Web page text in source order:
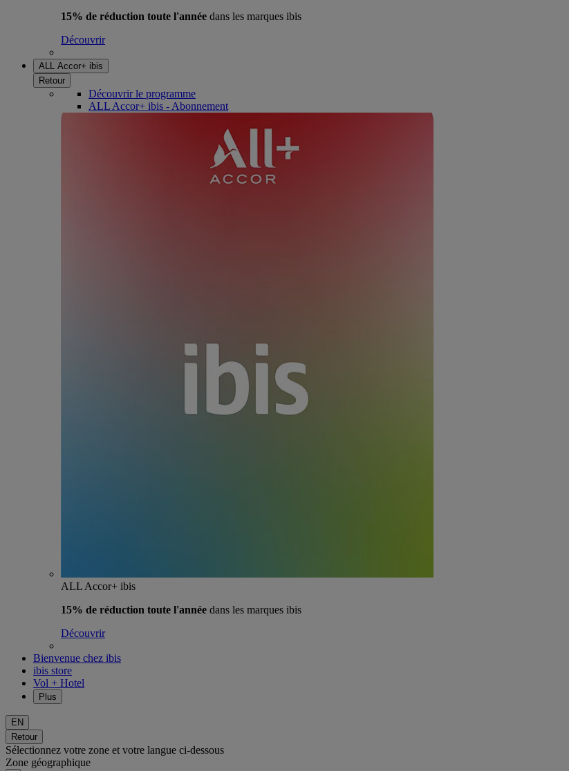
15% de réduction toute l'année dans les marques ibis
Découvrir
ALL Accor+ ibis
Retour
Découvrir le programme
ALL Accor+ ibis - Abonnement
ALL Accor+ ibis
15% de réduction toute l'année dans les marques ibis
Découvrir
Bienvenue chez ibis
ibis store
Vol + Hotel
Plus
EN
Retour
Sélectionnez votre zone et votre langue ci-dessous
Zone géographique